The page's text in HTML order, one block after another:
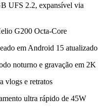
UFS 2.2, expansível via
G200 Octa-Core
em Android 15 atualizado
noturno e gravação em 2K
vlogs e retratos
ultra rápido de 45W